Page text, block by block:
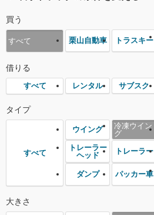
買う
すべて 栗山自動車 トラスキー
借りる
すべて レンタル サブスク
タイプ
すべて
ウイング
冷凍ウイン
グ
トレーラー
ヘッド
トレーラー
ダンプ パッカー車
大きさ